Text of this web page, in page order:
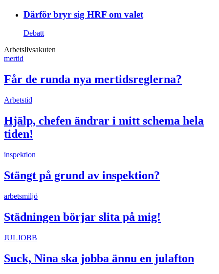
Därför bryr sig HRF om valet
Debatt
Arbetslivsakuten
mertid
Får de runda nya mertidsreglerna?
Arbetstid
Hjälp, chefen ändrar i mitt schema hela
tiden!
inspektion
Stängt på grund av inspektion?
arbetsmiljö
Städningen börjar slita på mig!
JULJOBB
Suck, Nina ska jobba ännu en julafton